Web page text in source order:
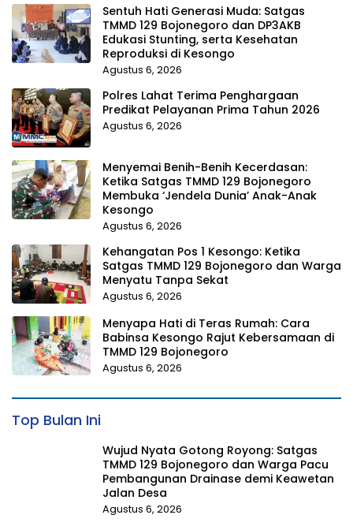
Sentuh Hati Generasi Muda: Satgas
TMMD 129 Bojonegoro dan DP3AKB
Edukasi Stunting, serta Kesehatan
Reproduksi di Kesongo
Agustus 6, 2026
Polres Lahat Terima Penghargaan
Predikat Pelayanan Prima Tahun 2026
Agustus 6, 2026
Menyemai Benih-Benih Kecerdasan:
Ketika Satgas TMMD 129 Bojonegoro
Membuka ‘Jendela Dunia’ Anak-Anak
Kesongo
Agustus 6, 2026
Kehangatan Pos 1 Kesongo: Ketika
Satgas TMMD 129 Bojonegoro dan Warga
Menyatu Tanpa Sekat
Agustus 6, 2026
Menyapa Hati di Teras Rumah: Cara
Babinsa Kesongo Rajut Kebersamaan di
TMMD 129 Bojonegoro
Agustus 6, 2026
Top Bulan Ini
Wujud Nyata Gotong Royong: Satgas
TMMD 129 Bojonegoro dan Warga Pacu
Pembangunan Drainase demi Keawetan
Jalan Desa
Agustus 6, 2026